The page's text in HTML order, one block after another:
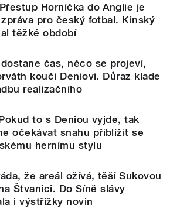
Horníčka do Anglie je
pro český fotbal. Kinský
těžké období
čas, něco se projeví,
kouči Deniovi. Důraz klade
realizačního
to s Deniou vyjde, tak
očekávat snahu přiblížit se
hernímu stylu
že areál ožívá, těší Sukovou
Štvanici. Do Síně slávy
i výstřižky novin